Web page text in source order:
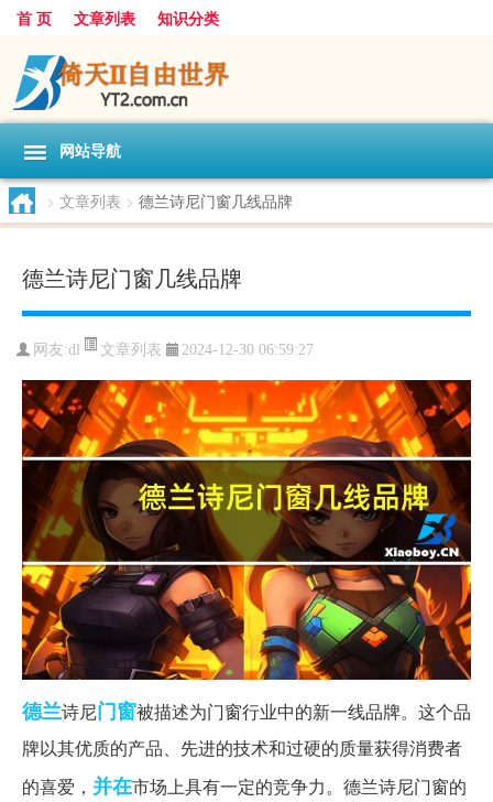
首 页 文章列表 知识分类
网站导航
> 文章列表 > 德兰诗尼门窗几线品牌
德兰诗尼门窗几线品牌
网友:dl 文章列表 2024-12-30 06:59:27
德兰诗尼门窗被描述为门窗行业中的新一线品牌。这个品
牌以其优质的产品、先进的技术和过硬的质量获得消费者
的喜爱， 并在市场上具有一定的竞争力。德兰诗尼门窗的